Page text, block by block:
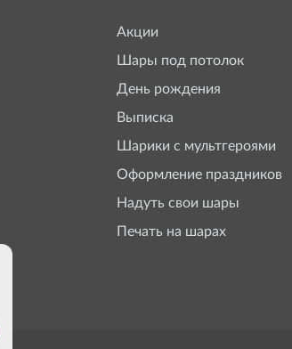
Акции
Шары под потолок
День рождения
Выписка
Шарики с мультгероями
Оформление праздников
Надуть свои шары
Печать на шарах